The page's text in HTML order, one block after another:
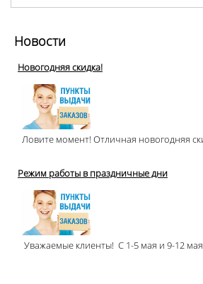
Новости
Новогодняя скидка!
Ловите момент! Отличная новогодняя
Режим работы в праздничные дни
Уважаемые клиенты! С 1-5 мая и 9-12